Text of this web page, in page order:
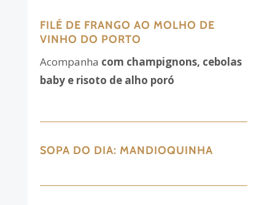
FILÉ DE FRANGO AO MOLHO DE
VINHO DO PORTO
Acompanha com champignons, cebolas
baby e risoto de alho poró
SOPA DO DIA: MANDIOQUINHA